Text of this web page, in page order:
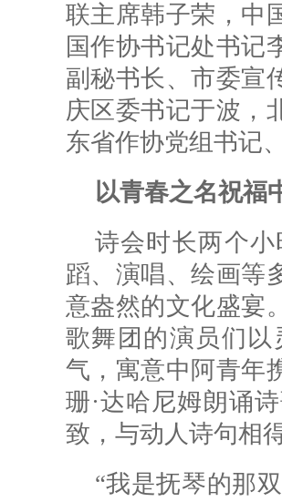
联主席韩子荣，中
国作协书记处书记
副秘书长、市委宣
庆区委书记于波，
东省作协党组书记
以青春之名祝福
诗会时长两个
蹈、演唱、绘画等
意盎然的文化盛宴
歌舞团的演员们
气，寓意中阿青年
珊·达哈尼姆朗诵
致，与动人诗句相
“我是抚琴的那